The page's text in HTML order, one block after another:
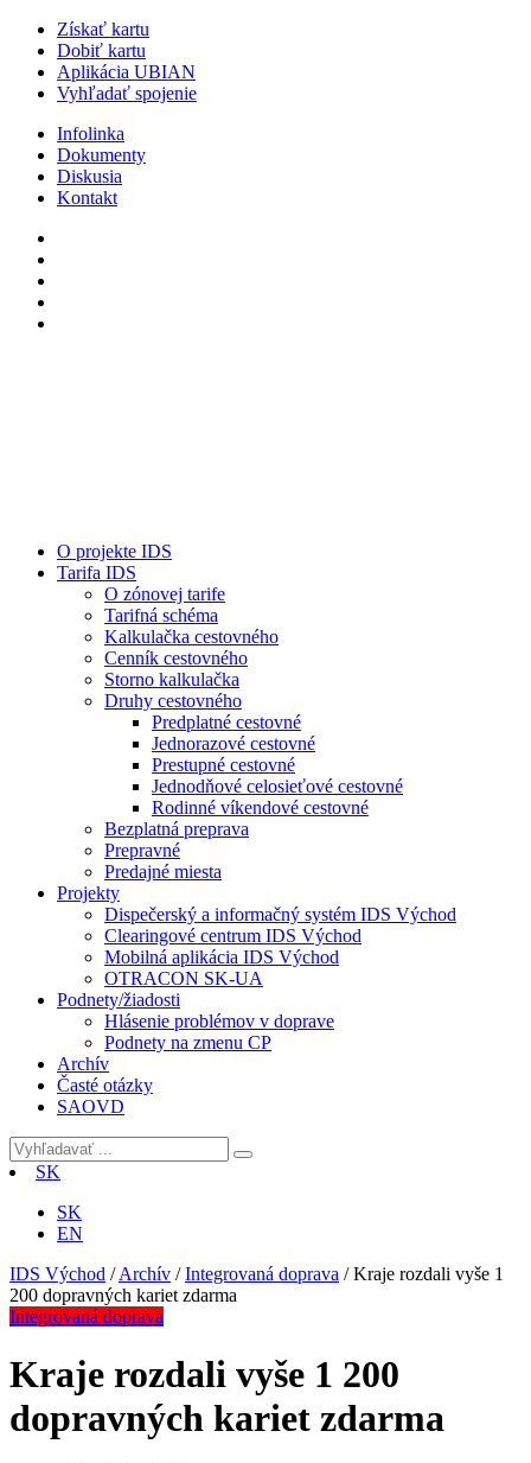
Získať kartu
Dobiť kartu
Aplikácia UBIAN
Vyhľadať spojenie
Infolinka
Dokumenty
Diskusia
Kontakt
O projekte IDS
Tarifa IDS
O zónovej tarife
Tarifná schéma
Kalkulačka cestovného
Cenník cestovného
Storno kalkulačka
Druhy cestovného
Predplatné cestovné
Jednorazové cestovné
Prestupné cestovné
Jednodňové celosieťové cestovné
Rodinné víkendové cestovné
Bezplatná preprava
Prepravné
Predajné miesta
Projekty
Dispečerský a informačný systém IDS Východ
Clearingové centrum IDS Východ
Mobilná aplikácia IDS Východ
OTRACON SK-UA
Podnety/žiadosti
Hlásenie problémov v doprave
Podnety na zmenu CP
Archív
Časté otázky
SAOVD
SK
SK
EN
IDS Východ /Archív /Integrovaná doprava /Kraje rozdali vyše 1
200 dopravných kariet zdarma
Integrovaná doprava
Kraje rozdali vyše 1 200
dopravných kariet zdarma